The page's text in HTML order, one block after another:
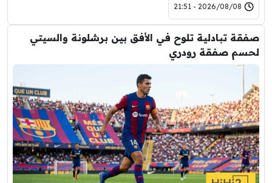
2026/08/08 - 21:51
صفقة تبادلية تلوح في الأفق بين برشلونة والسيتي
لحسم صفقة رودري